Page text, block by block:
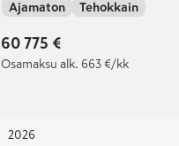
86 kWh | Takuu 5
vuotta / 100 000 km |
Ajamaton Tehokkain
60 775 €
Osamaksu alk. 663 €/kk
2026